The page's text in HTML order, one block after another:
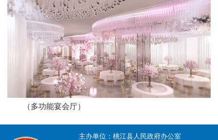
（多功能宴会厅）
主办单位：桃江县人民政府办公室